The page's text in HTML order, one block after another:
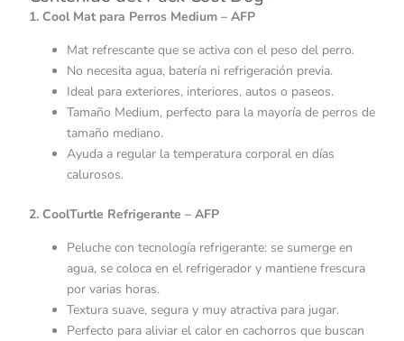
1. Cool Mat para Perros Medium – AFP
Mat refrescante que se activa con el peso del perro.
No necesita agua, batería ni refrigeración previa.
Ideal para exteriores, interiores, autos o paseos.
Tamaño Medium, perfecto para la mayoría de perros de
tamaño mediano.
Ayuda a regular la temperatura corporal en días
calurosos.
2. CoolTurtle Refrigerante – AFP
Peluche con tecnología refrigerante: se sumerge en
agua, se coloca en el refrigerador y mantiene frescura
por varias horas.
Textura suave, segura y muy atractiva para jugar.
Perfecto para aliviar el calor en cachorros que buscan